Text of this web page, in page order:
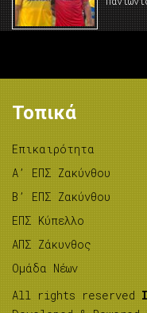
Τοπικά
Επικαιρότητα
A’ ΕΠΣ Ζακύνθου
B’ ΕΠΣ Ζακύνθου
ΕΠΣ Κύπελλο
ΑΠΣ Ζάκυνθος
Ομάδα Νέων
All rights reserved